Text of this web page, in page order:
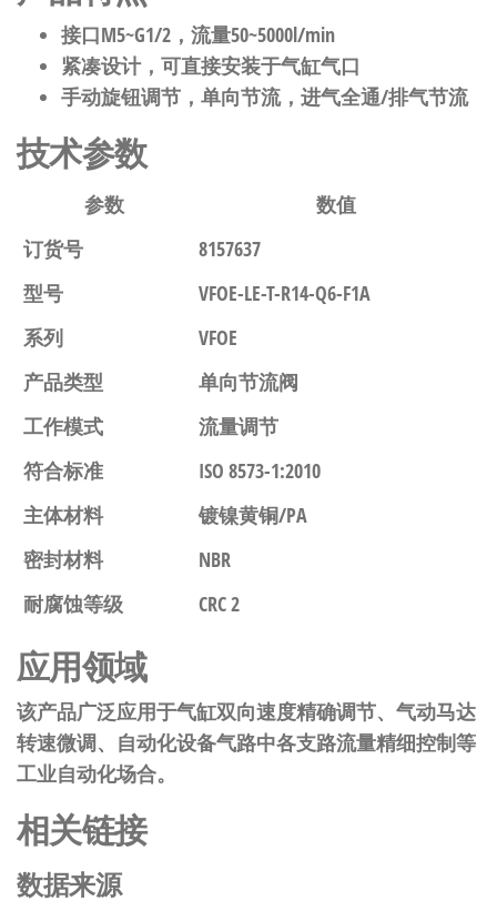
接口M5~G1/2，流量50~5000l/min
紧凑设计，可直接安装于气缸气口
手动旋钮调节，单向节流，进气全通/排气节流
技术参数
参数
数值
订货号
8157637
型号
VFOE-LE-T-R14-Q6-F1A
系列
VFOE
产品类型
单向节流阀
工作模式
流量调节
符合标准
ISO 8573-1:2010
主体材料
镀镍黄铜/PA
密封材料
NBR
耐腐蚀等级
CRC 2
应用领域
该产品广泛应用于气缸双向速度精确调节、气动马达
转速微调、自动化设备气路中各支路流量精细控制等
工业自动化场合。
相关链接
数据来源